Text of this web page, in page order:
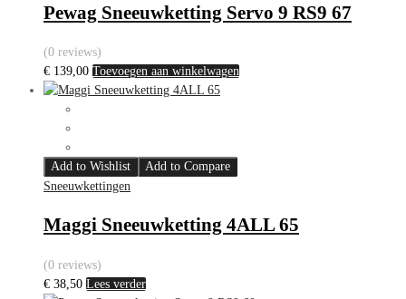
Pewag Sneeuwketting Servo 9 RS9 67
(0 reviews)
€ 139,00 Toevoegen aan winkelwagen
Add to Wishlist
Add to Compare
Sneeuwkettingen
Maggi Sneeuwketting 4ALL 65
(0 reviews)
€ 38,50 Lees verder